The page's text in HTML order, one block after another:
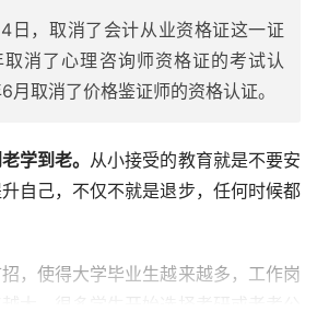
日，取消了会计从业资格证这一证
取消了心理咨询师资格证的考试认
月取消了价格鉴证师的资格认证。
学到老。 从小接受的教育就是不要安
自己，不仅不就是退步，任何时候都
，使得大学毕业生越来越多，工作岗